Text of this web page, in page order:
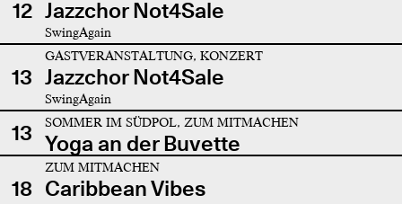
12 Jazzchor Not4Sale
SwingAgain
13
GASTVERANSTALTUNG, KONZERT
Jazzchor Not4Sale
SwingAgain
13 SOMMER IM SÜDPOL, ZUM MITMACHEN
Yoga an der Buvette
18
ZUM MITMACHEN
Caribbean Vibes